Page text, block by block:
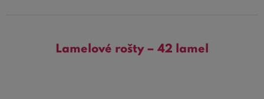
Lamelové rošty – 42 lamel